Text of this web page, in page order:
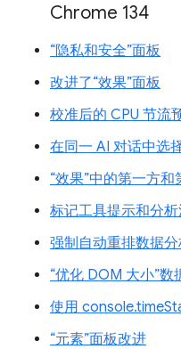
Chrome 134
“隐私和安全”面板
改进了“效果”面板
校准后的 CPU 节流
在同一 AI 对话中选
“效果”中的第一方
标记工具提示和分
强制自动重排数据
“优化 DOM 大小”数
使用
“元素”面板改进